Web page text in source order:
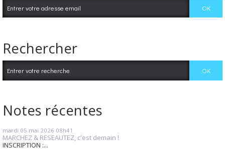
Rechercher
Notes récentes
mardi 05 mai 2026 08h41
MARCHEZ & RESEAUTEZ, c'est demain !
INSCRIPTION :...